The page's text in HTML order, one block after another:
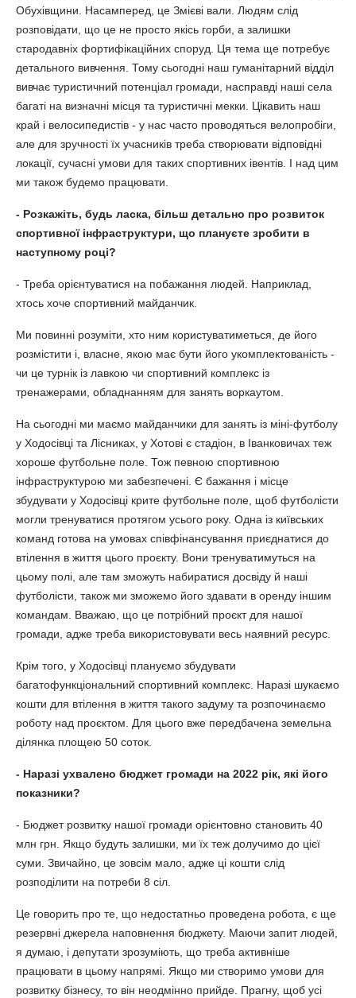
Обухівщини. Насамперед, це Змієві вали. Людям слід
розповідати, що це не просто якісь горби, а залишки
стародавніх фортифікаційних споруд. Ця тема ще потребує
детального вивчення. Тому сьогодні наш гуманітарний відділ
вивчає туристичний потенціал громади, насправді наші села
багаті на визначні місця та туристичні мекки. Цікавить наш
край і велосипедистів - у нас часто проводяться велопробіги,
але для зручності їх учасників треба створювати відповідні
локації, сучасні умови для таких спортивних івентів. І над цим
ми також будемо працювати.
- Розкажіть, будь ласка, більш детально про розвиток
спортивної інфраструктури, що плануєте зробити в
наступному році?
- Треба орієнтуватися на побажання людей. Наприклад,
хтось хоче спортивний майданчик.
Ми повинні розуміти, хто ним користуватиметься, де його
розмістити і, власне, якою має бути його укомплектованість -
чи це турнік із лавкою чи спортивний комплекс із
тренажерами, обладнанням для занять воркаутом.
На сьогодні ми маємо майданчики для занять із міні-футболу
у Ходосівці та Лісниках, у Хотові є стадіон, в Іванковичах теж
хороше футбольне поле. Тож певною спортивною
інфраструктурою ми забезпечені. Є бажання і місце
збудувати у Ходосівці крите футбольне поле, щоб футболісти
могли тренуватися протягом усього року. Одна із київських
команд готова на умовах співфінансування приєднатися до
втілення в життя цього проєкту. Вони тренуватимуться на
цьому полі, але там зможуть набиратися досвіду й наші
футболісти, також ми зможемо його здавати в оренду іншим
командам. Вважаю, що це потрібний проєкт для нашої
громади, адже треба використовувати весь наявний ресурс.
Крім того, у Ходосівці плануємо збудувати
багатофункціональний спортивний комплекс. Наразі шукаємо
кошти для втілення в життя такого задуму та розпочинаємо
роботу над проєктом. Для цього вже передбачена земельна
ділянка площею 50 соток.
- Наразі ухвалено бюджет громади на 2022 рік, які його
показники?
- Бюджет розвитку нашої громади орієнтовно становить 40
млн грн. Якщо будуть залишки, ми їх теж долучимо до цієї
суми. Звичайно, це зовсім мало, адже ці кошти слід
розподілити на потреби 8 сіл.
Це говорить про те, що недостатньо проведена робота, є ще
резервні джерела наповнення бюджету. Маючи запит людей,
я думаю, і депутати зрозуміють, що треба активніше
працювати в цьому напрямі. Якщо ми створимо умови для
розвитку бізнесу, то він неодмінно прийде. Прагну, щоб усі